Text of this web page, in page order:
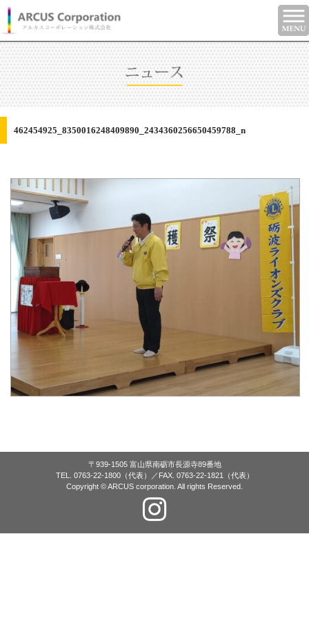
462454925_8350016248409890_2434360256650459788_n
〒939-1505 富山県南砺市長源寺89番地
TEL. 0763-22-1800（代表）／FAX. 0763-22-1821（代表）
Copyright © ARCUS corporation. All rights Reserved.